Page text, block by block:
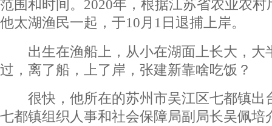
范围和时间。2020年，根据江苏省农业农
他太湖渔民一起，于10月1日退捕上岸。
出生在渔船上，从小在湖面上长大，大
过，离了船，上了岸，张建新靠啥吃饭？
很快，他所在的苏州市吴江区七都镇出
七都镇组织人事和社会保障局副局长吴佩培